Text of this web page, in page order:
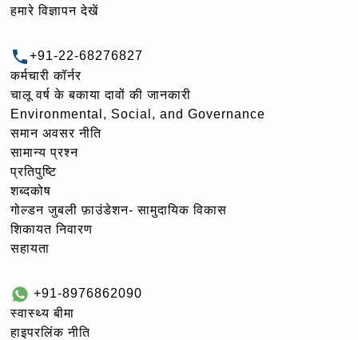
हमारे विज्ञापन देखें
+91-22-68276827
कर्मचारी कॉर्नर
चालू वर्ष के बकाया दावों की जानकारी
Environmental, Social, and Governance
समान अवसर नीति
सामान्य प्रश्न
प्रतिपुष्टि
शब्दकोष
गोल्‍डन जुबली फ़ाउंडेशन- सामुदायिक विकास
शिकायत निवारण
सहायता
+91-8976862090
स्वास्थ्य बीमा
हाइपरलिंक नीति